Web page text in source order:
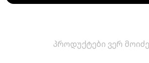
პროდუქტები ვერ